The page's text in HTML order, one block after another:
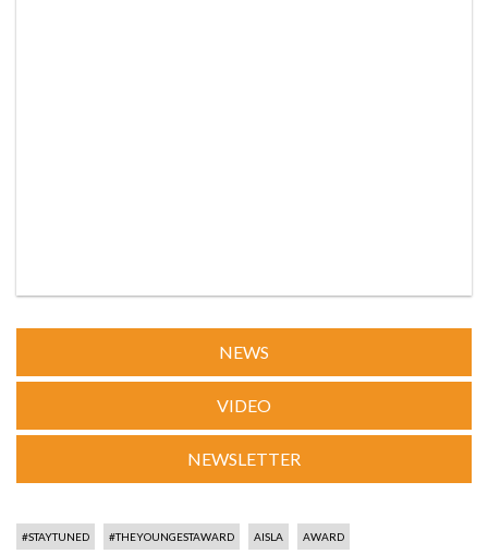
NEWS
VIDEO
NEWSLETTER
#STAYTUNED #THEYOUNGESTAWARD AISLA AWARD